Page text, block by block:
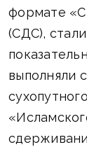
формате
(СДС),
выполняли